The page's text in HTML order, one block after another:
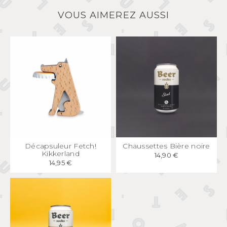
VOUS AIMEREZ AUSSI
APERÇU RAPIDE
Décapsuleur Fetch!
Kikkerland
14,95 €
APERÇU RAPIDE
Chaussettes Bière noire
14,90 €